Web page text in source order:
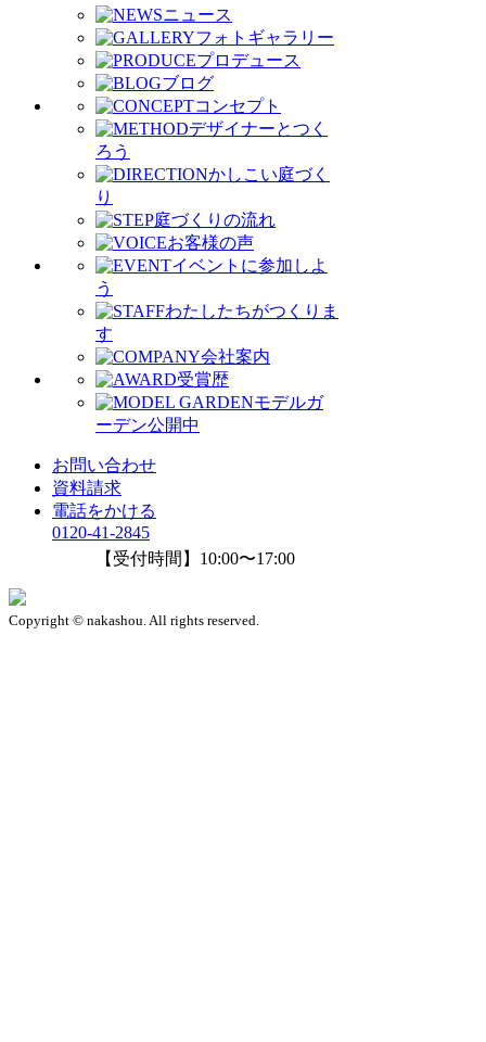
ニュース
フォトギャラリー
プロデュース
ブログ
コンセプト
デザイナーとつく
ろう
かしこい庭づく
り
庭づくりの流れ
お客様の声
イベントに参加しよ
う
わたしたちがつくりま
す
会社案内
受賞歴
モデルガ
ーデン公開中
お問い合わせ
資料請求
電話をかける
0120-41-2845
【受付時間】10:00〜17:00
Copyright © nakashou. All rights reserved.